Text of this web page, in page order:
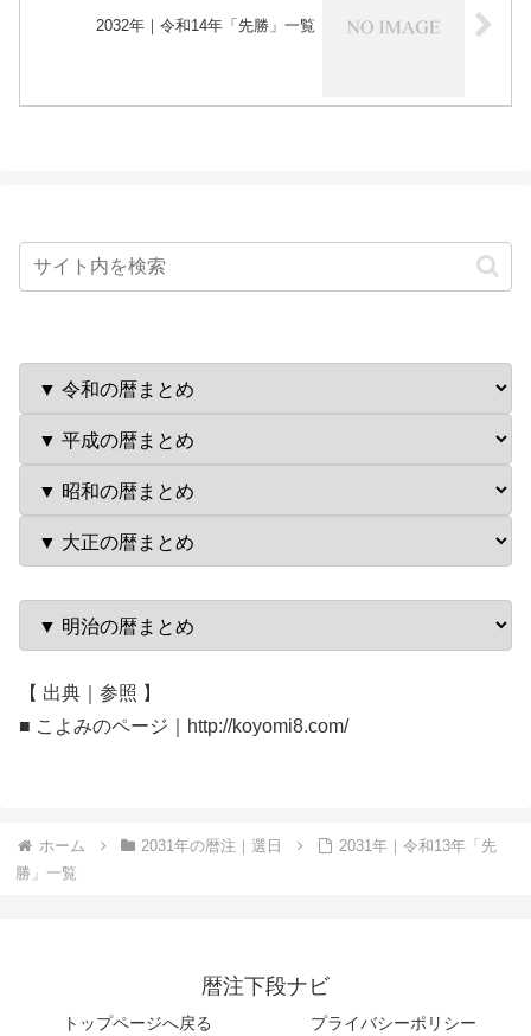
2032年｜令和14年「先勝」一覧
【 出典｜参照 】
■ こよみのページ｜http://koyomi8.com/
ホーム 2031年の暦注｜選日
2031年｜令和13年「先
勝」一覧
暦注下段ナビ
トップページへ戻る プライバシーポリシー